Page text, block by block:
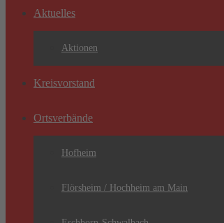
Aktuelles
Aktionen
Kreisvorstand
Ortsverbände
Hofheim
Flörsheim / Hochheim am Main